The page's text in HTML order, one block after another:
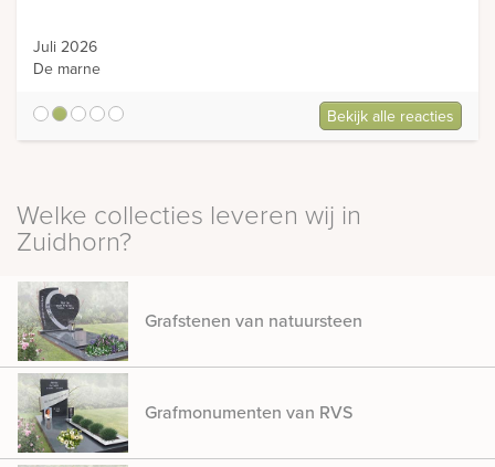
Bekijk alle reacties
Juli 2026
De marne
Welke collecties leveren wij in
Zuidhorn?
Grafstenen van natuursteen
Grafmonumenten van RVS